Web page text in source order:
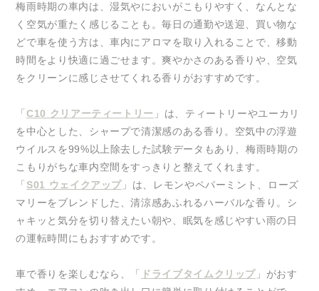
梅雨時期の車内は、湿気やにおいがこもりやすく、なんとな
く空気が重たく感じることも。毎日の通勤や送迎、買い物な
どで車を使う方は、車内にアロマを取り入れることで、移動
時間をより快適に過ごせます。爽やかさのある香りや、空気
をクリーンに感じさせてくれる香りがおすすめです。
「C10 クリアーティートリー 」は、ティートリーやユーカリ
を中心とした、シャープで清潔感のある香り。空気中の浮遊
ウイルスを99%以上除去した試験データもあり、梅雨時期の
こもりがちな車内空間をすっきりと整えてくれます。
「 S01 ウェイクアップ 」は、レモンやペパーミント、ローズ
マリーをブレンドした、清涼感あふれるハーバルな香り。シ
ャキッと気分を切り替えたい朝や、眠気を感じやすい雨の日
の運転時間にもおすすめです。
車で香りを楽しむなら、「 ドライブタイムクリップ 」がおす